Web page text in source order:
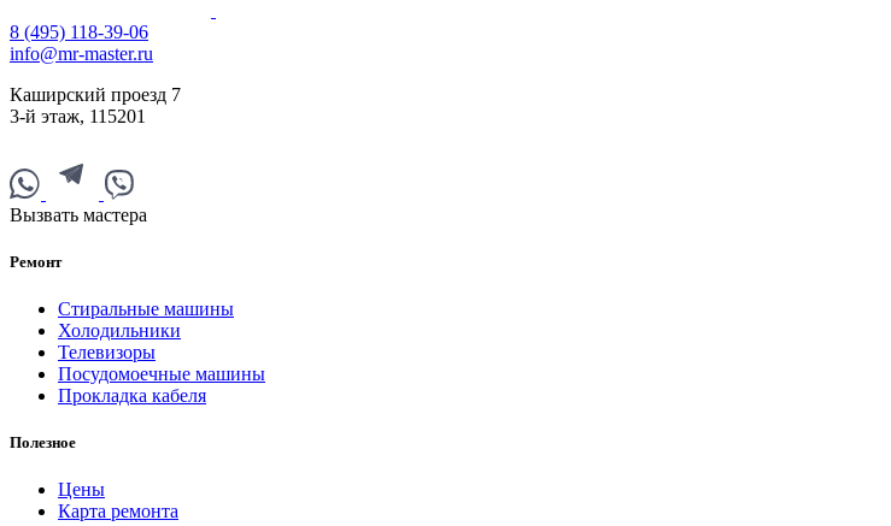
8 (495) 118-39-06
info@mr-master.ru
Каширский проезд 7
3-й этаж, 115201
Вызвать мастера
Ремонт
Стиральные машины
Холодильники
Телевизоры
Посудомоечные машины
Прокладка кабеля
Полезное
Цены
Карта ремонта